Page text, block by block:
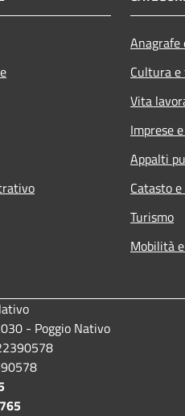
Cultura
Vita
Imprese
Appalti
Catasto
Turismo
Mobilità
- Poggio Nativo